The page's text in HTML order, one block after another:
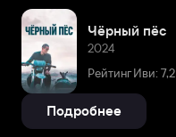
Чёрный пёс
2024
Рейтинг Иви: 7,2
Подробнее